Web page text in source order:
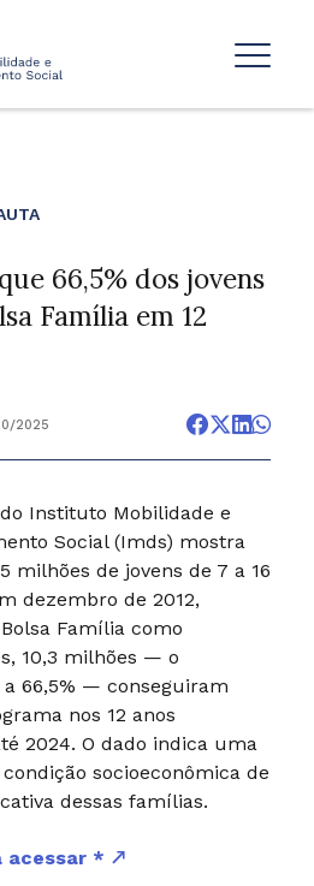
66,5% dos jovens
Família em 12
2025
Instituto Mobilidade e
Social (Imds) mostra
milhões de jovens de 7 a 16
dezembro de 2012,
Família como
10,3 milhões — o
66,5% — conseguiram
nos 12 anos
2024. O dado indica uma
socioeconômica de
dessas famílias.
acessar *